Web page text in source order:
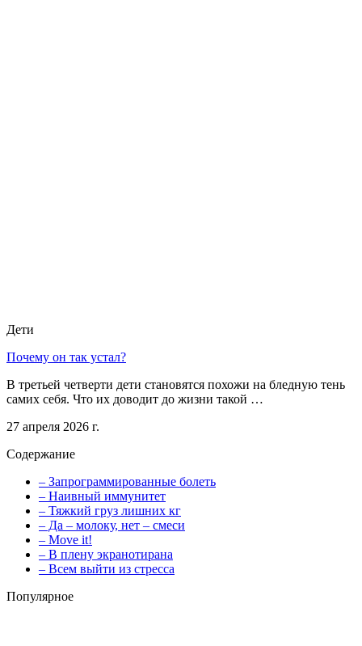
Дети
Почему он так устал?
В третьей четверти дети становятся похожи на бледную тень
самих себя. Что их доводит до жизни такой …
27 апреля 2026 г.
Содержание
– Запрограммированные болеть
– Наивный иммунитет
– Тяжкий груз лишних кг
– Да – молоку, нет – смеси
– Move it!
– В плену экранотирана
– Всем выйти из стресса
Популярное